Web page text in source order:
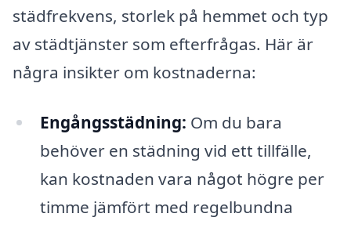
städfrekvens, storlek på hemmet och typ
av städtjänster som efterfrågas. Här är
några insikter om kostnaderna:
Engångsstädning: Om du bara
behöver en städning vid ett tillfälle,
kan kostnaden vara något högre per
timme jämfört med regelbundna